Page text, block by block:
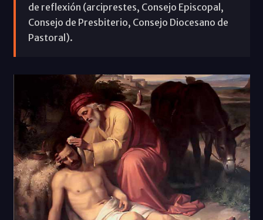
de reflexión (arciprestes, Consejo Episcopal,
Consejo de Presbiterio, Consejo Diocesano de
Pastoral).